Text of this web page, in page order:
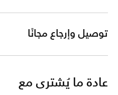
توصيل وإرجاع مجانًا
عادة ما يُشترى مع